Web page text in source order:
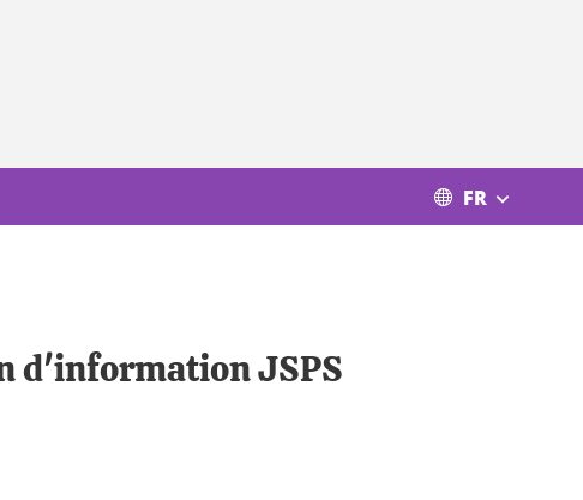
FR
d'information JSPS